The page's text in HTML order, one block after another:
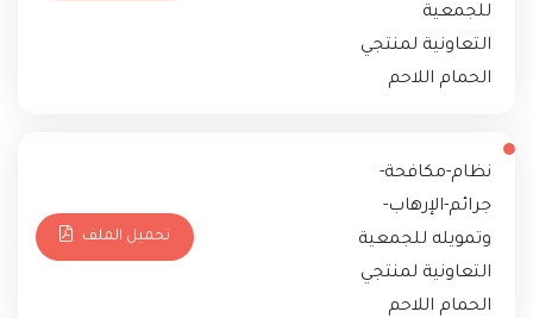
للجمعية
التعاونية لمنتجي
الحمام اللاحم
نظام-مكافحة-
جرائم-الإرهاب-
وتمويله للجمعية
التعاونية لمنتجي
الحمام اللاحم
تحميل الملف